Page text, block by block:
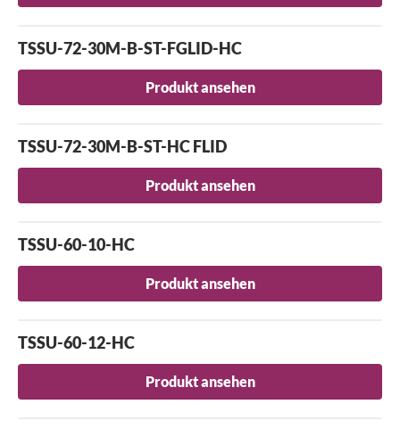
TSSU-72-30M-B-ST-FGLID-HC
Produkt ansehen
TSSU-72-30M-B-ST-HC FLID
Produkt ansehen
TSSU-60-10-HC
Produkt ansehen
TSSU-60-12-HC
Produkt ansehen